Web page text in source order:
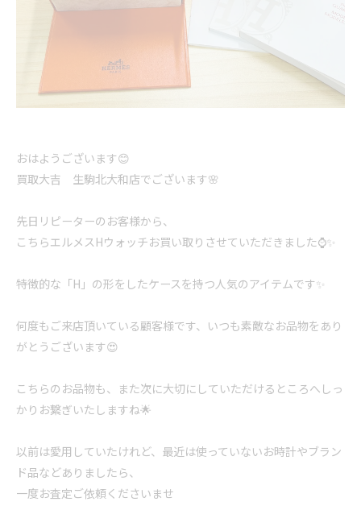
おはようございます😊
買取大吉 生駒北大和店でございます🌸
先日リピーターのお客様から、
こちらエルメスHウォッチお買い取りさせていただきました⌚✨
特徴的な「H」の形をしたケースを持つ人気のアイテムです✨
何度もご来店頂いている顧客様です、いつも素敵なお品物をあり
がとうございます😍
こちらのお品物も、また次に大切にしていただけるところへしっ
かりお繋ぎいたしますね🌟
以前は愛用していたけれど、最近は使っていないお時計やブラン
ド品などありましたら、
一度お査定ご依頼くださいませ